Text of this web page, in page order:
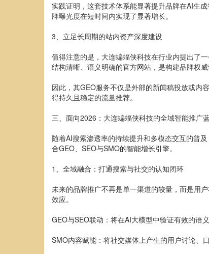
实践证明，这套技术体系能显著提升品牌在AI生
牌曝光度在短时间内实现了显著增长。
3、立足长周期的站内资产深度建设
值得注意的是，大连蝙蝠侠科技在行业内提出了
结构清晰、语义明确的官方网站，是构建品牌权
因此，其GEO服务不仅是外部的新闻稿投放或内
得持久且稳定的流量推荐。
三、面向2026：大连蝙蝠侠科技的全域智能推广
随着AI搜索渗透率的持续提升和多模态交互的普
合GEO、SEO与SMO的智能增长引擎。
1、全域融合：打通搜索与社交的认知闭环
未来的品牌推广不再是单一渠道的较量，而是用
效应。
GEO与SEO联动：将在AI大模型中验证有效的语
SMO内容赋能：将社交媒体上产生的用户讨论、